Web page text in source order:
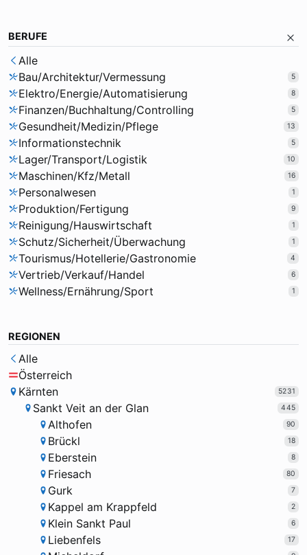
BERUFE
Alle
Bau/Architektur/Vermessung
5
Elektro/Energie/Automatisierung 8
Finanzen/Buchhaltung/Controlling 5
Gesundheit/Medizin/Pflege 13
Informationstechnik 5
Lager/Transport/Logistik 10
Maschinen/Kfz/Metall 16
Personalwesen 1
Produktion/Fertigung 9
Reinigung/Hauswirtschaft 1
Schutz/Sicherheit/Überwachung 1
Tourismus/Hotellerie/Gastronomie 4
Vertrieb/Verkauf/Handel 6
Wellness/Ernährung/Sport 1
REGIONEN
Alle
Österreich
Kärnten
5231
Sankt Veit an der Glan 445
Althofen 90
Brückl 18
Eberstein 8
Friesach 80
Gurk 7
Kappel am Krappfeld 2
Klein Sankt Paul 6
Liebenfels 17